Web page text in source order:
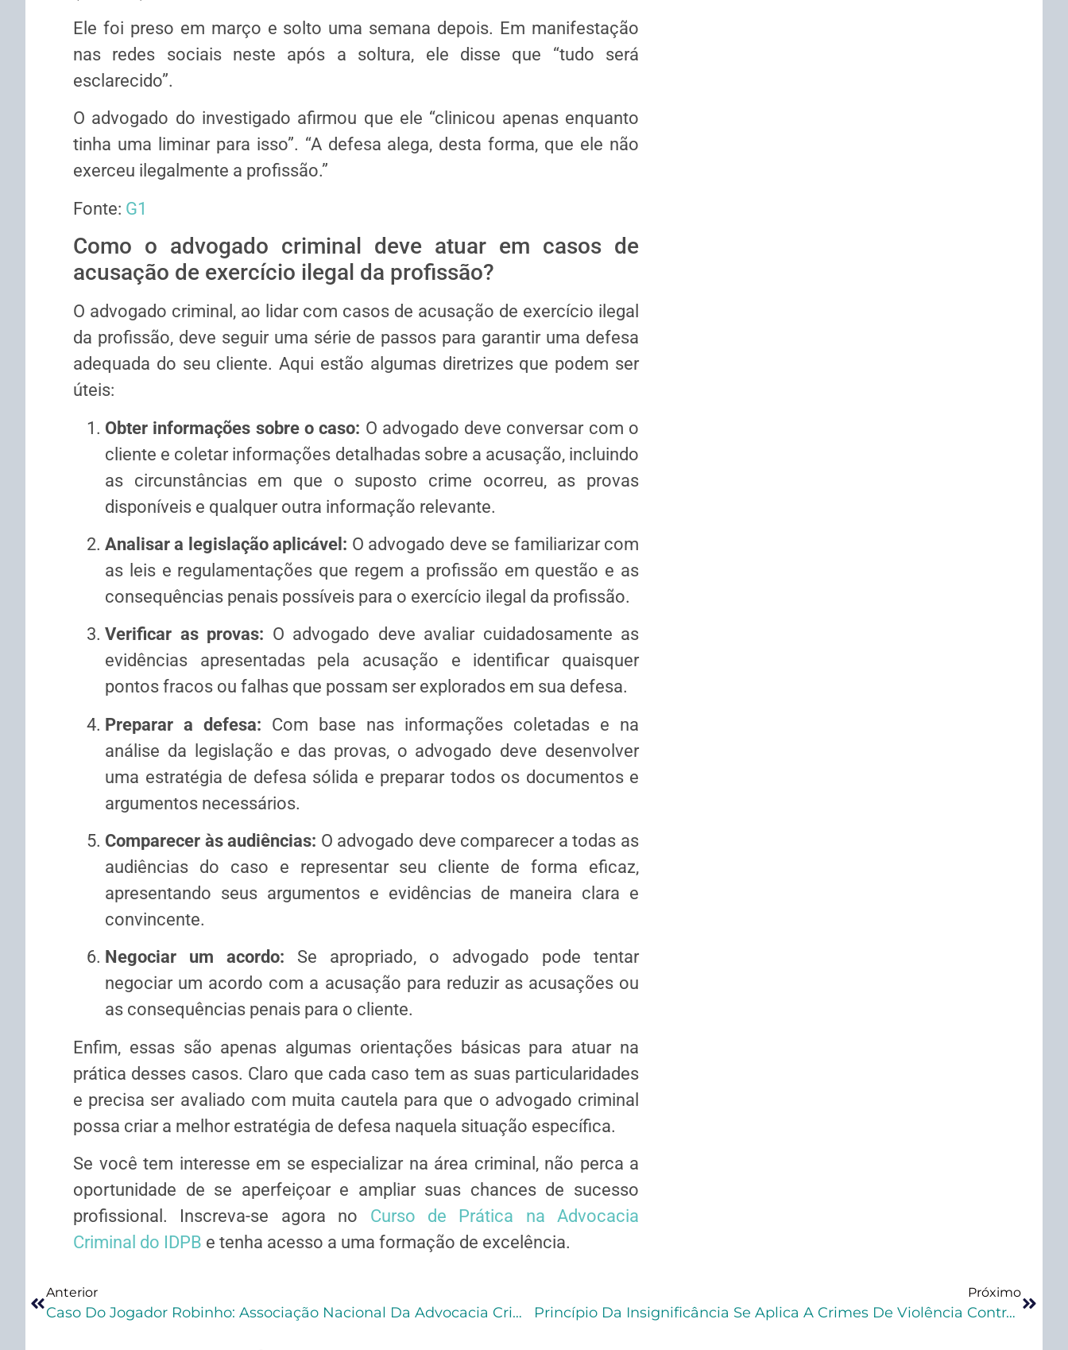
Ele foi preso em março e solto uma semana depois. Em manifestação
nas redes sociais neste após a soltura, ele disse que “tudo será
esclarecido”.
O advogado do investigado afirmou que ele “clinicou apenas enquanto
tinha uma liminar para isso”. “A defesa alega, desta forma, que ele não
exerceu ilegalmente a profissão.”
Fonte: G1
Como o advogado criminal deve atuar em casos de
acusação de exercício ilegal da profissão?
O advogado criminal, ao lidar com casos de acusação de exercício ilegal
da profissão, deve seguir uma série de passos para garantir uma defesa
adequada do seu cliente. Aqui estão algumas diretrizes que podem ser
úteis:
Obter informações sobre o caso: O advogado deve conversar com o
cliente e coletar informações detalhadas sobre a acusação, incluindo
as circunstâncias em que o suposto crime ocorreu, as provas
disponíveis e qualquer outra informação relevante.
Analisar a legislação aplicável: O advogado deve se familiarizar com
as leis e regulamentações que regem a profissão em questão e as
consequências penais possíveis para o exercício ilegal da profissão.
Verificar as provas: O advogado deve avaliar cuidadosamente as
evidências apresentadas pela acusação e identificar quaisquer
pontos fracos ou falhas que possam ser explorados em sua defesa.
Preparar a defesa: Com base nas informações coletadas e na
análise da legislação e das provas, o advogado deve desenvolver
uma estratégia de defesa sólida e preparar todos os documentos e
argumentos necessários.
Comparecer às audiências: O advogado deve comparecer a todas as
audiências do caso e representar seu cliente de forma eficaz,
apresentando seus argumentos e evidências de maneira clara e
convincente.
Negociar um acordo: Se apropriado, o advogado pode tentar
negociar um acordo com a acusação para reduzir as acusações ou
as consequências penais para o cliente.
Enfim, essas são apenas algumas orientações básicas para atuar na
prática desses casos. Claro que cada caso tem as suas particularidades
e precisa ser avaliado com muita cautela para que o advogado criminal
possa criar a melhor estratégia de defesa naquela situação específica.
Se você tem interesse em se especializar na área criminal, não perca a
oportunidade de se aperfeiçoar e ampliar suas chances de sucesso
profissional. Inscreva-se agora no Curso de Prática na Advocacia
Criminal do IDPB e tenha acesso a uma formação de excelência.
Anterior
Caso Do Jogador Robinho: Associação Nacional Da Advocacia Criminal Como Amicus Curiae E Entrega De Passaporte Ao STJ (PODCAST)
Próximo
Princípio Da Insignificância Se Aplica A Crimes De Violência Contra A Mulher? Ouça O Podcast